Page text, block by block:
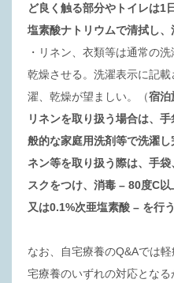
ど良く触る部分やトイレは1
塩素酸ナトリウムで清拭し
・リネン、衣類等は通常の
乾燥させる。洗濯表示に記
濯、乾燥が望ましい。（宿泊
リネンを取り扱う場合は、
般的な家庭用洗剤等で洗濯
ネン等を取り扱う際は、手
スクをつけ、消毒 – 80度C
又は0.1%次亜塩素酸 – を行う
なお、自宅療養のQ&Aでは
宅療養のいずれの対応とな